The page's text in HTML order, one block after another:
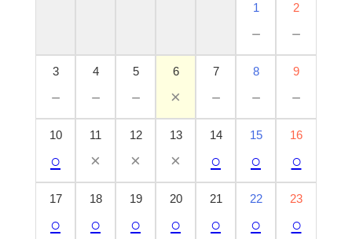
1
－
2
－
3
－
4
－
5
－
6
×
7
－
8
－
9
－
10
○
11
×
12
×
13
×
14
○
15
○
16
○
17
○
18
○
19
○
20
○
21
○
22
○
23
○